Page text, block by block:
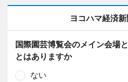
ヨコハマ経済
国際園芸博覧会のメイン会場
とはありますか
ない